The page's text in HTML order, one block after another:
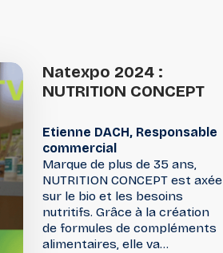
Natexpo 2024 :
NUTRITION CONCEPT
Etienne DACH, Responsable
commercial
Marque de plus de 35 ans,
NUTRITION CONCEPT est axée
sur le bio et les besoins
nutritifs. Grâce à la création
de formules de compléments
alimentaires, elle va